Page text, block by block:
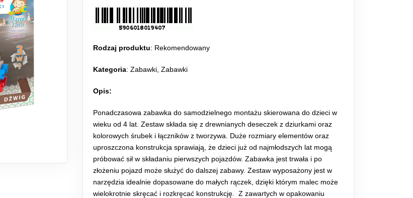
Rodzaj produktu: Rekomendowany
Kategoria: Zabawki Zabawki
Opis:
Ponadczasowa zabawka do samodzielnego montażu skierowana do dzieci w
wieku od 4 lat. Zestaw składa się z drewnianych deseczek z dziurkami oraz
kolorowych śrubek i łączników z tworzywa. Duże rozmiary elementów oraz
uproszczona konstrukcja sprawiają, że dzieci już od najmłodszych lat mogą
próbować sił w składaniu pierwszych pojazdów. Zabawka jest trwała i po
złożeniu pojazd może służyć do dalszej zabawy. Zestaw wyposażony jest w
narzędzia idealnie dopasowane do małych rączek, dzięki którym malec może
wielokrotnie skręcać i rozkręcać konstrukcję. Z zawartych w opakowaniu